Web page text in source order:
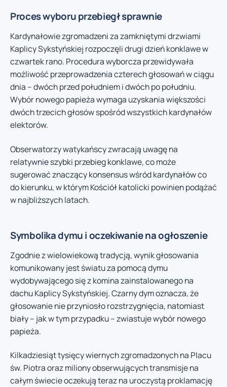
Proces wyboru przebiegł sprawnie
Kardynałowie zgromadzeni za zamkniętymi drzwiami
Kaplicy Sykstyńskiej rozpoczęli drugi dzień konklawe w
czwartek rano. Procedura wyborcza przewidywała
możliwość przeprowadzenia czterech głosowań w ciągu
dnia – dwóch przed południem i dwóch po południu.
Wybór nowego papieża wymaga uzyskania większości
dwóch trzecich głosów spośród wszystkich kardynałów
elektorów.
Obserwatorzy watykańscy zwracają uwagę na
relatywnie szybki przebieg konklawe, co może
sugerować znaczący konsensus wśród kardynałów co
do kierunku, w którym Kościół katolicki powinien podążać
w najbliższych latach.
Symbolika dymu i oczekiwanie na ogłoszenie
Zgodnie z wielowiekową tradycją, wynik głosowania
komunikowany jest światu za pomocą dymu
wydobywającego się z komina zainstalowanego na
dachu Kaplicy Sykstyńskiej. Czarny dym oznacza, że
głosowanie nie przyniosło rozstrzygnięcia, natomiast
biały – jak w tym przypadku – zwiastuje wybór nowego
papieża.
Kilkadziesiąt tysięcy wiernych zgromadzonych na Placu
św. Piotra oraz miliony obserwujących transmisje na
całym świecie oczekują teraz na uroczystą proklamację